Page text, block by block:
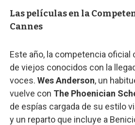
Las películas en la
Cannes
Este año, la competencia oficial
de viejos conocidos con la
voces. Wes Anderson, un
vuelve con The Phoenician
de espías cargada de su estilo
y un reparto que incluye a